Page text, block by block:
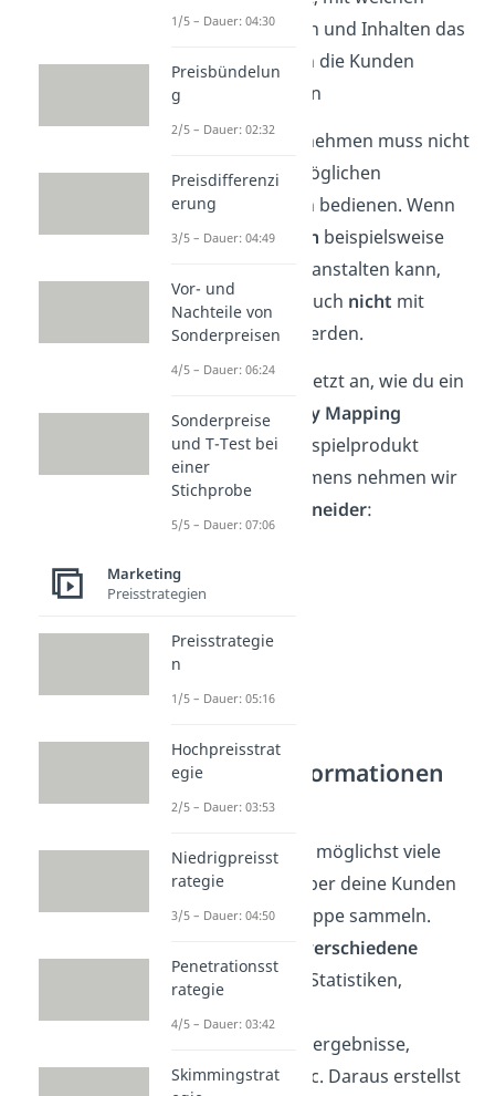
Informationen und Inhalten das
Unternehmen die Kunden
bedienen kann
Tipp:Dein Unternehmen muss nicht
unbedingtalle
möglichen
Touchpoints auch bedienen. Wenn
das Unternehmen beispielsweise
keine Messen veranstalten kann,
muss der Punkt auch nicht mit
aufgenommen werden.
Schauen wir uns jetzt an, wie du ein
Customer Journey Mapping
anfertigst. Als Beispielprodukt
deines Unternehmens nehmen wir
Zwiebelschneider:
Schritt 1: Informationen
sammeln
Zuerst solltest du möglichst viele
Informationen
über deine Kunden
und deine Zielgruppe sammeln.
verschiedene
Quellen: Interne Statistiken,
Marktforschungsergebnisse,
Foreneinträge, etc. Daraus erstellst
1/5 – Dauer: 04:30
Preisbündelun
g
2/5 – Dauer: 02:32
Preisdifferenzi
erung
3/5 – Dauer: 04:49
Vor- und
Nachteile von
Sonderpreisen
4/5 – Dauer: 06:24
Sonderpreise
und T-Test bei
einer
Stichprobe
5/5 – Dauer: 07:06
Marketing
Preisstrategien
Preisstrategie
n
1/5 – Dauer: 05:16
Hochpreisstrat
egie
2/5 – Dauer: 03:53
Niedrigpreisst
rategie
3/5 – Dauer: 04:50
Penetrationsst
rategie
4/5 – Dauer: 03:42
Skimmingstrat